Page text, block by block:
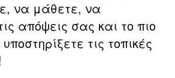
να μάθετε, να
απόψεις σας και το πιο
τις τοπικές